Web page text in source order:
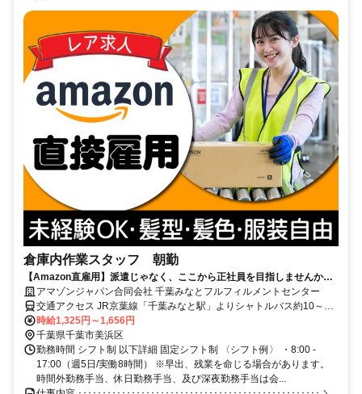
倉庫内作業スタッフ 朝勤
【Amazon直雇用】派遣じゃなく、ここから正社員を目指しませんか？
月収22万円可／年休120日／安全第一の職場環境
アマゾンジャパン合同会社 千葉みなとフルフィルメントセンター
交通アクセス JR京葉線「千葉みなと駅」よりシャトルバス約10～15
分 JR総武線本線「千葉駅」よりシャトルバス約20～30分 ※シャトル
バス運行あり ※自転車通勤可 ※車通勤可、バイク通勤不可
時給1,325円～1,656円
千葉県千葉市美浜区
勤務時間 シフト制 以下詳細 固定シフト制 〈シフト例〉 ・8:00 -
17:00（週5日/実働8時間） ※早出、残業を命じる場合があります。
時間外勤務手当、休日勤務手当、及び深夜勤務手当は会...